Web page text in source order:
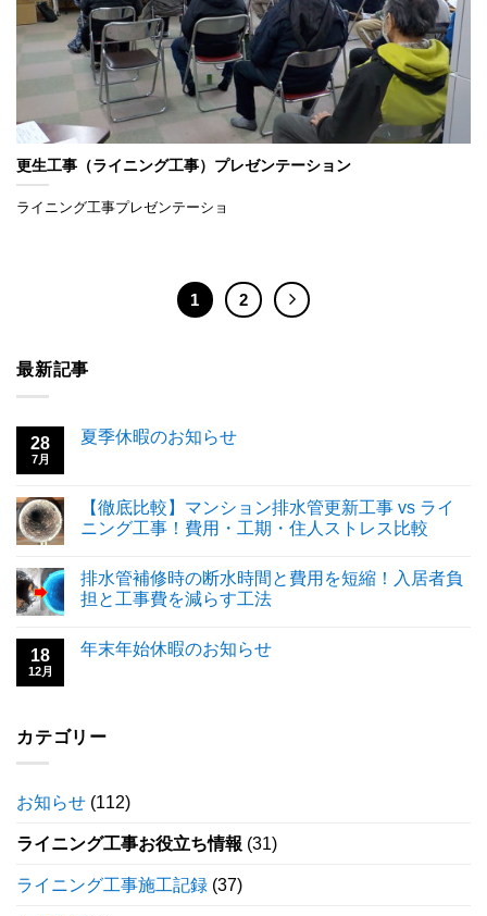
更生工事（ライニング工事）プレゼンテーション
ライニング工事プレゼンテーショ
1 2
最新記事
28
7月
夏季休暇のお知らせ
【徹底比較】マンション排水管更新工事 vs ライ
ニング工事！費用・工期・住人ストレス比較
排水管補修時の断水時間と費用を短縮！入居者負
担と工事費を減らす工法
18
12月
年末年始休暇のお知らせ
カテゴリー
お知らせ (112)
ライニング工事お役立ち情報 (31)
ライニング工事施工記録 (37)